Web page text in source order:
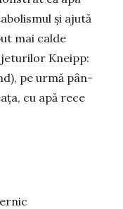
și ajută
mai cal­de
jeturilor Kneipp:
pe ur­mă pân­
cu apă rece